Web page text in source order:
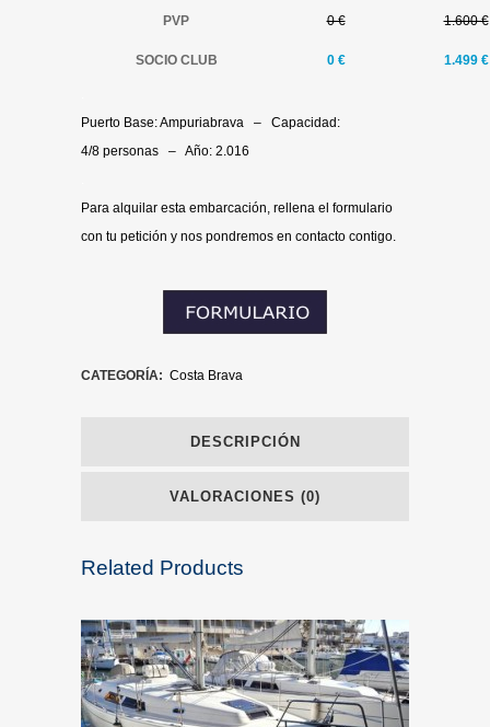
PVP 0 € 1.600 €
SOCIO CLUB 0 € 1.499 €
Puerto Base: Ampuriabrava – Capacidad:
4/8 personas – Año: 2.016
Para alquilar esta embarcación, rellena el formulario
con tu petición y nos pondremos en contacto contigo.
CATEGORÍA: Costa Brava
DESCRIPCIÓN
VALORACIONES (0)
Related Products